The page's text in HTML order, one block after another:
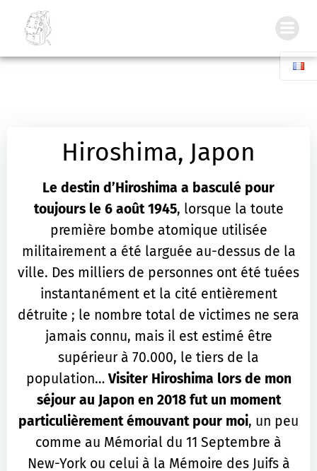
Hiroshima, Japon
Le destin d’Hiroshima a basculé pour
toujours le 6 août 1945, lorsque la toute
première bombe atomique utilisée
militairement a été larguée au-dessus de la
ville. Des milliers de personnes ont été tuées
instantanément et la cité entièrement
détruite ; le nombre total de victimes ne sera
jamais connu, mais il est estimé être
supérieur à 70.000, le tiers de la
population…Visiter Hiroshima lors de mon
séjour au Japon en 2018 fut un moment
particulièrement émouvant pour moi, un peu
comme au Mémorial du 11 Septembre à
New-York ou celui à la Mémoire des Juifs à